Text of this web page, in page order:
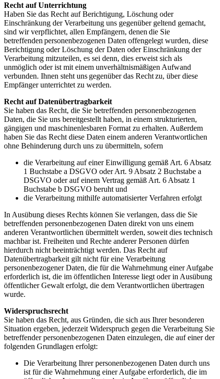
Recht auf Unterrichtung
Haben Sie das Recht auf Berichtigung, Löschung oder
Einschränkung der Verarbeitung uns gegenüber geltend gemacht,
sind wir verpflichtet, allen Empfängern, denen die Sie
betreffenden personenbezogenen Daten offengelegt wurden, diese
Berichtigung oder Löschung der Daten oder Einschränkung der
Verarbeitung mitzuteilen, es sei denn, dies erweist sich als
unmöglich oder ist mit einem unverhältnismäßigen Aufwand
verbunden. Ihnen steht uns gegenüber das Rechtzu, über diese
Empfänger unterrichtet zu werden.
Recht auf Datenübertragbarkeit
Sie haben das Recht, die Sie betreffenden personenbezogenen
Daten, die Sie uns bereitgestellt haben, in einem strukturierten,
gängigen und maschinenlesbaren Format zu erhalten. Außerdem
haben Sie das Recht diese Daten einem anderen Verantwortlichen
ohne Behinderung durch uns zu übermitteln, sofern
die Verarbeitung auf einer Einwilligung gemäß Art. 6 Absatz
1 Buchstabe a DSGVO oder Art. 9 Absatz 2 Buchstabe a
DSGVO oder auf einem Vertrag gemäß Art. 6 Absatz 1
Buchstabe b DSGVO beruht und
die Verarbeitung mithilfe automatisierter Verfahren erfolgt
In Ausübung dieses Rechts können Sie verlangen, dass die Sie
betreffenden personenbezogenen Daten direkt von uns einem
anderen Verantwortlichen übermittelt werden, soweit dies technisch
machbar ist. Freiheiten und Rechte anderer Personen dürfen
hierdurch nicht beeinträchtigt werden. Das Recht auf
Datenübertragbarkeit gilt nicht für eine Verarbeitung
personenbezogener Daten, die für die Wahrnehmung einer Aufgabe
erforderlich ist, die im öffentlichen Interesse liegt oder in Ausübung
öffentlicher Gewalt erfolgt, die dem Verantwortlichen übertragen
wurde.
Widerspruchsrecht
Sie haben das Recht, aus Gründen, die sich aus Ihrer besonderen
Situation ergeben, jederzeit Widerspruch gegen die Verarbeitung Sie
betreffender personenbezogenen Daten einzulegen, die auf einer der
folgenden Grundlagen erfolgt:
Die Verarbeitung Ihrer personenbezogenen Daten durch uns
ist für die Wahrnehmung einer Aufgabe erforderlich, die im